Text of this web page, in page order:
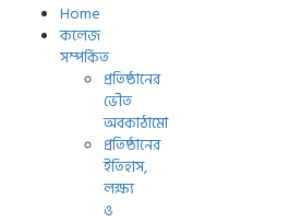
Home
কলেজ
সম্পর্কিত
প্রতিষ্ঠানের
ভৌত
অবকাঠামো
প্রতিষ্ঠানের
ইতিহাস,
লক্ষ্য
ও